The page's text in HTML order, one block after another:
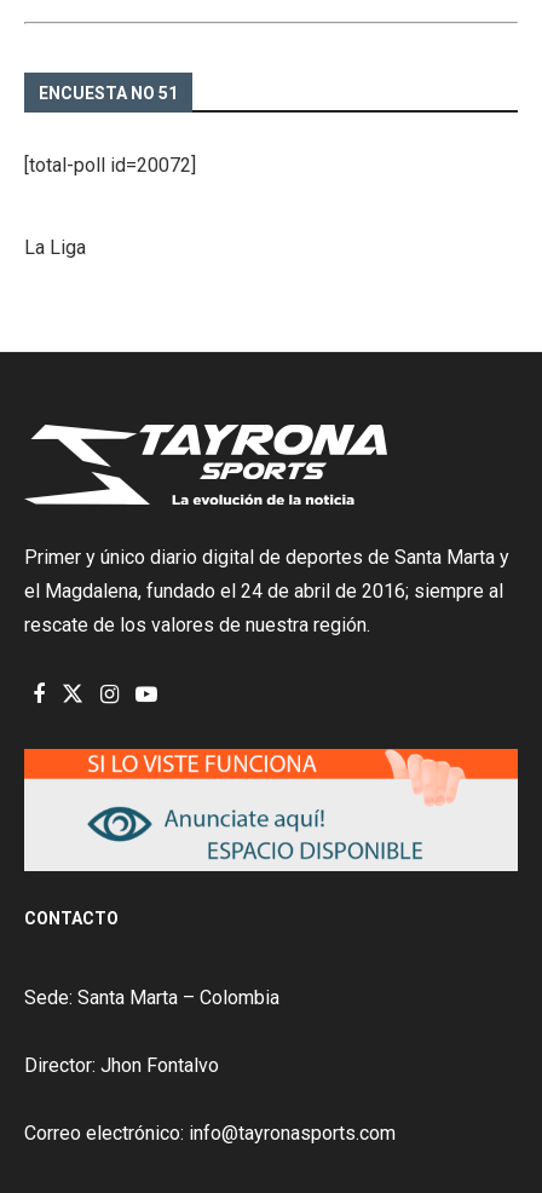
ENCUESTA NO 51
[total-poll id=20072]
La Liga
Primer y único diario digital de deportes de Santa Marta y
el Magdalena, fundado el 24 de abril de 2016; siempre al
rescate de los valores de nuestra región.
CONTACTO
Sede: Santa Marta – Colombia
Director: Jhon Fontalvo
Correo electrónico: info@tayronasports.com